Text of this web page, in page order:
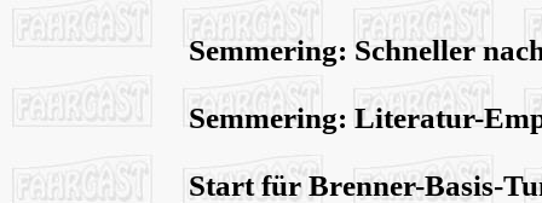
Semmering: Schneller
Semmering: Literatur-
Start für Brenner-Basis-